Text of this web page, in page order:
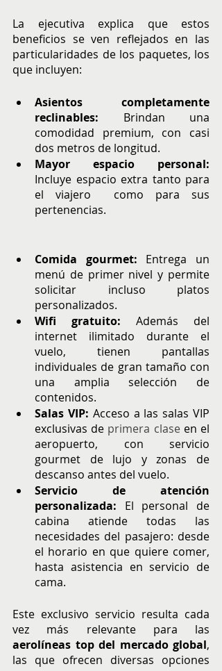
La ejecutiva explica que estos
beneficios se ven reflejados en las
particularidades de los paquetes, los
que incluyen:
Asientos completamente
reclinables: Brindan una
comodidad premium, con casi
dos metros de longitud.
Mayor espacio personal:
Incluye espacio extra tanto para
el viajero  como para sus
pertenencias.
Comida gourmet: Entrega un
menú de primer nivel y permite
solicitar incluso platos
personalizados.
Wifi gratuito: Además del
internet ilimitado durante el
vuelo, tienen pantallas
individuales de gran tamaño con
una amplia selección de
contenidos.
Salas VIP: Acceso a las salas VIP
exclusivas de primera clase en el
aeropuerto, con servicio
gourmet de lujo y zonas de
descanso antes del vuelo.
Servicio de atención
personalizada: El personal de
cabina atiende todas las
necesidades del pasajero: desde
el horario en que quiere comer,
hasta asistencia en servicio de
cama.
Este exclusivo servicio resulta cada
aerolíneas top del mercado global,
las que ofrecen diversas opciones